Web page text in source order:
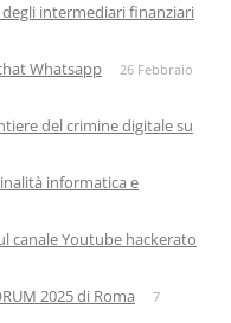
intermediari finanziari
Whatsapp
26 Febbraio
del crimine digitale su
informatica e
canale Youtube hackerato
2025 di Roma
7